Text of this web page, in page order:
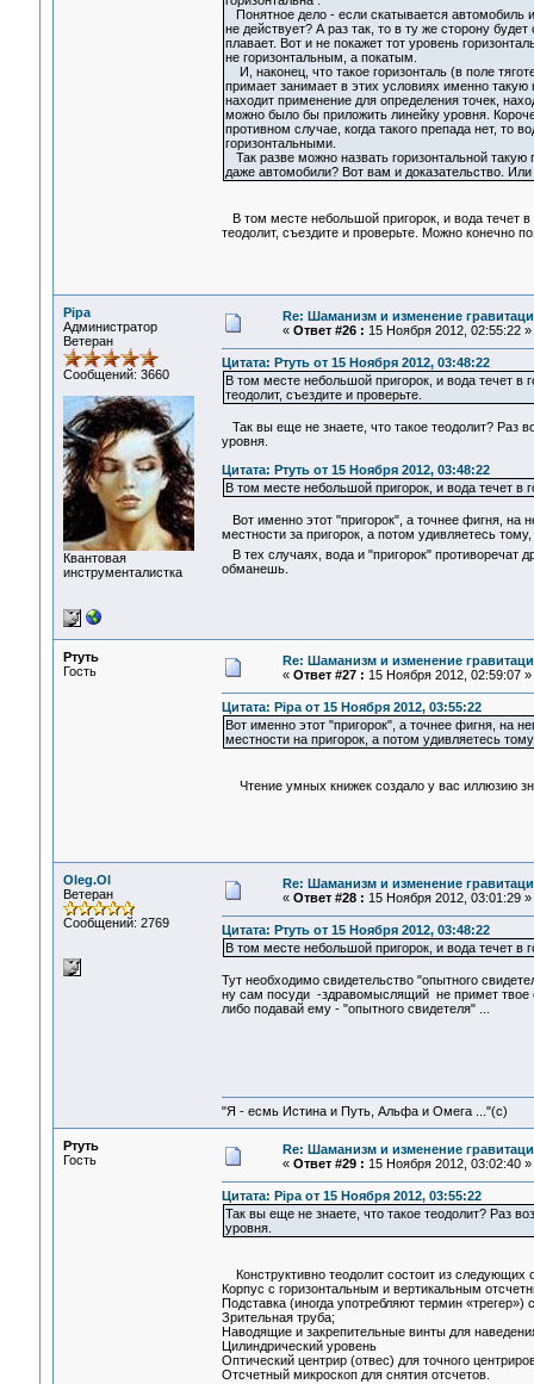
Понятное дело - если скатывается автомобиль
не действует? А раз так, то в ту же сторону
плавает. Вот и не покажет тот уровень
не горизонтальным, а покатым.
И, наконец, что такое горизонталь (в поле
примает занимает в этих условиях именно
находит применение для определения точек,
можно было бы приложить линейку уровня.
противном случае, когда такого препада нет,
горизонтальными.
Так разве можно назвать горизонтальной такую
даже автомобили? Вот вам и доказательство.
В том месте небольшой пригорок, и вода течет
теодолит, съездите и проверьте. Можно конечно
Pipa
Администратор
Ветеран
Сообщений: 3660
Квантовая
инструменталистка
Re: Шаманизм и изменение
« Ответ #26 : 15 Ноября 2012, 02:55:22 »
Цитата: Ртуть от 15 Ноября 2012, 03:48:22
В том месте небольшой пригорок, и вода течет в
теодолит, съездите и проверьте.
Так вы еще не знаете, что такое теодолит? Раз
уровня.
Цитата: Ртуть от 15 Ноября 2012, 03:48:22
В том месте небольшой пригорок, и вода течет в
Вот именно этот "пригорок", а точнее фигня, на
местности за пригорок, а потом удивляетесь тому,
В тех случаях, вода и "пригорок" противоречат
обманешь.
Ртуть
Гость
Re: Шаманизм и изменение
« Ответ #27 : 15 Ноября 2012, 02:59:07 »
Цитата: Pipa от 15 Ноября 2012, 03:55:22
Вот именно этот "пригорок", а точнее фигня, на
местности на пригорок, а потом удивляетесь
Чтение умных книжек создало у вас иллюзию
Oleg.Ol
Ветеран
Сообщений: 2769
Re: Шаманизм и изменение
« Ответ #28 : 15 Ноября 2012, 03:01:29 »
Цитата: Ртуть от 15 Ноября 2012, 03:48:22
В том месте небольшой пригорок, и вода течет в
Тут необходимо свидетельство "опытного
ну сам посуди -здравомыслящий не примет твое
либо подавай ему - "опытного свидетеля" ...
"Я - есмь Истина и Путь, Альфа и Омега ..."(с)
Ртуть
Гость
Re: Шаманизм и изменение
« Ответ #29 : 15 Ноября 2012, 03:02:40 »
Цитата: Pipa от 15 Ноября 2012, 03:55:22
Так вы еще не знаете, что такое теодолит? Раз
уровня.
Конструктивно теодолит состоит из следующих
Корпус с горизонтальным и вертикальным
Подставка (иногда употребляют термин
Зрительная труба;
Наводящие и закрепительные винты для
Цилиндрический уровень
Оптический центрир (отвес) для точного
Отсчетный микроскоп для снятия отсчетов.